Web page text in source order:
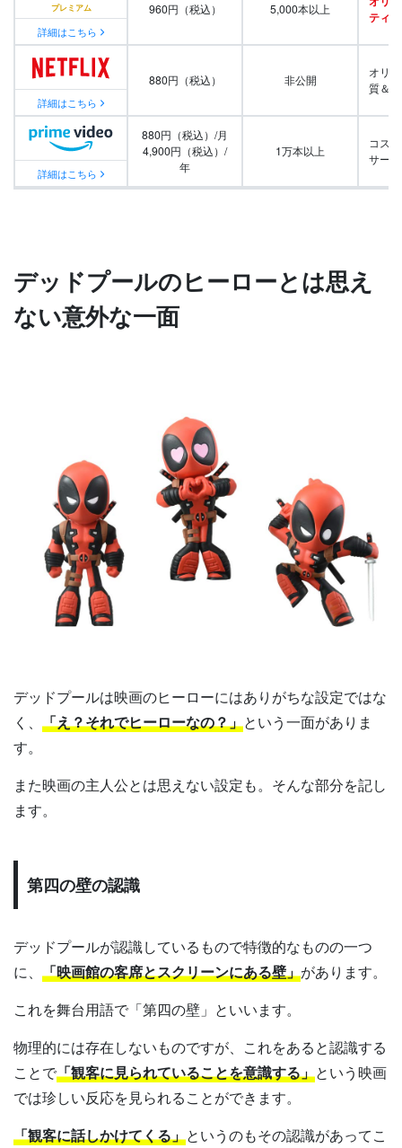
詳細はこちら
960円（税込） 5,000本以上
ティ
詳細はこちら
880円（税込） 非公開
オリ
質＆
詳細はこちら
880円（税込）/月
4,900円（税込）/
年
1万本以上
コス
サー
デッドプールのヒーローとは思え
ない意外な一面
デッドプールは映画のヒーローにはありがちな設定ではな
く、 「え？それでヒーローなの？」という一面がありま
す。
また映画の主人公とは思えない設定も。そんな部分を記し
ます。
第四の壁の認識
デッドプールが認識しているもので特徴的なものの一つ
に、 「映画館の客席とスクリーンにある壁」があります。
これを舞台用語で「第四の壁」といいます。
物理的には存在しないものですが、これをあると認識する
ことで「観客に見られていることを意識する」という映画
では珍しい反応を見られることができます。
「観客に話しかけてくる」というのもその認識があってこ